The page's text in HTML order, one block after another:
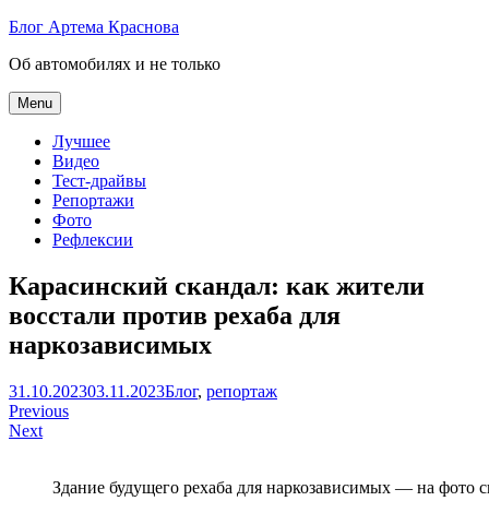
Skip
content
Блог Артема Краснова
Об автомобилях и не только
Menu
Лучшее
Видео
Тест-драйвы
Репортажи
Фото
Рефлексии
Карасинский скандал: как жители
восстали против рехаба для
наркозависимых
Артем
Краснов
31.10.202303.11.2023Блог, репортаж
Навигация
по
Previous
Next
Здание будущего рехаба для наркозависимых — на фото